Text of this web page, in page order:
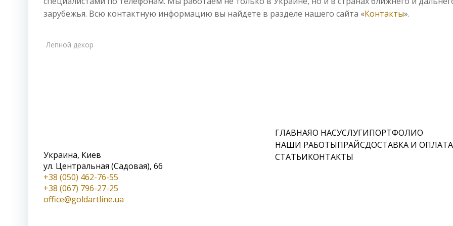
зарубежья. Всю контактную информацию вы найдете в разделе нашего сайта «Контакты».
Лепной декор
Украина, Киев
ул. Центральная (Садовая), 66
+38 (050) 462-76-55
+38 (067) 796-27-25
office@goldartline.ua
ГЛАВНАЯО НАСУСЛУГИПОРТФОЛИО
НАШИ РАБОТЫПРАЙСДОСТАВКА И ОПЛАТА
СТАТЬИКОНТАКТЫ